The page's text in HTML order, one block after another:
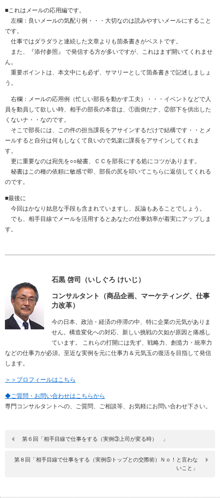
■これはメールの応用編です。
左欄：良いメールの気配り例・・・大切なのは読みやすいメールにすること
です。
仕事ではダラダラと連続した文章よりも箇条書きがベストです。
また、『添付参照』 で発信する方が多いですが、これはまず開いてくれませ
ん。
重要ポイントは、本文中にも必ず、サマリーとして箇条書きで記述しましょ
う。
右欄：メールの応用例（忙しい部長を動かす工夫）・・・イベントなどで人
員を動員して欲しい時、相手の部長の本音は、①面倒だナ、②部下を供出した
くないナ・・なのです。
そこで部長には、この件の担当課長をアサインするだけで結構です・・とメ
ールすると自分は何もしなくて良いので気楽に課長をアサインしてくれま
す。
更に重要なのは宛先を○○秘書、ＣＣを部長にする処にコツがあります。
秘書はこの種の依頼に敏感で即、部長の尻を叩いてこちらに返信してくれる
のです。
■最後に
今回はかなり姑息な手段も含まれていますし、反論もあることでしょう。
でも、相手目線でメールを活用するとあなたの仕事効率が着実にアップしま
す。
石黒 啓司（いしぐろ けいじ）
コンサルタント（商品企画、マーケティング、仕事
力改革）
今の日本、政治・経済の停滞の中、特に企業の元気がありま
せん。構造変化への対応、新しい挑戦の欠如が原因と痛感し
ています。 これらの打開には先ず、戦略力、創造力・統率力
などの仕事力が必須。至近な実例を元に仕事力＆元気玉の復活を目指して発信
します。
＞＞プロフィールはこちら
◆ご質問・お問い合わせはこちらから
専門コンサルタントへの、ご質問、ご相談等、お気軽にお問い合わせ下さい。
第６回「相手目線で仕事をする（実例③上司が変る時） 」
第８回「相手目線で仕事をする（実例⑤トップとの交際術）Ｎｏ！と言わな
いこと」